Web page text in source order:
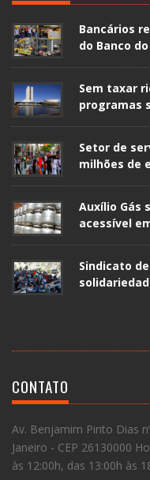
Bancários
do Banco
Sem taxar
programas
Setor de
milhões de
Auxílio Gás
acessível
Sindicato
CONTATO
Av. Benjamim Pinto Dias
Janeiro - CEP 26130000
às 12:00h, das 13:00h às